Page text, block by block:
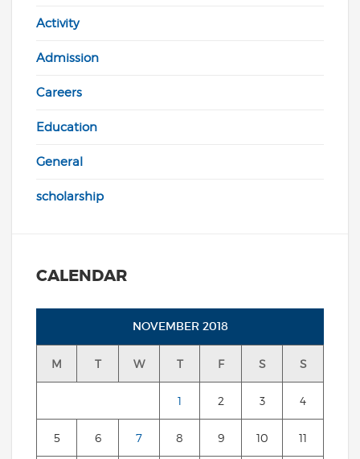
Activity
Admission
Careers
Education
General
scholarship
CALENDAR
NOVEMBER 2018
M T W T F S S
1 2 3 4
5 6 7 8 9 10 11